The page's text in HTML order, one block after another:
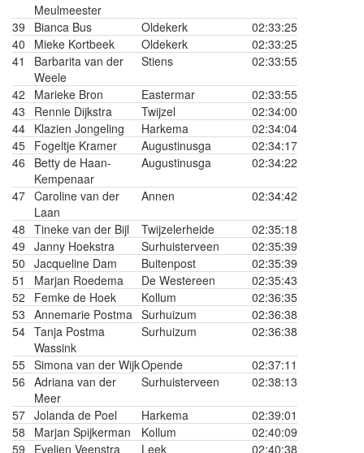
Meulmeester
39 Bianca Bus Oldekerk
02:33:25
40
Mieke Kortbeek Oldekerk
02:33:25
41
Barbarita van der
Weele
Stiens 02:33:55
42 Marieke Bron Eastermar
02:33:55
43
Rennie Dijkstra Twijzel
02:34:00
44 Klazien Jongeling Harkema
02:34:04
45 Fogeltje Kramer Augustinusga
02:34:17
46
Betty de Haan-
Kempenaar
Augustinusga 02:34:22
47 Caroline van der
Laan
Annen 02:34:42
48 Tineke van der Bijl Twijzelerheide
02:35:18
49 Janny Hoekstra Surhuisterveen
02:35:39
50 Jacqueline Dam Buitenpost
02:35:39
51
Marjan Roedema De Westereen
02:35:43
52
Femke de Hoek Kollum
02:36:35
53 Annemarie Postma Surhuizum
02:36:38
54 Tanja Postma
Wassink
Surhuizum 02:36:38
55 Simona van der WijkOpende
02:37:11
56 Adriana van der
Meer
Surhuisterveen 02:38:13
57 Jolanda de Poel Harkema
02:39:01
58
Marjan Spijkerman Kollum
02:40:09
59
Evelien Veenstra Leek
02:40:38